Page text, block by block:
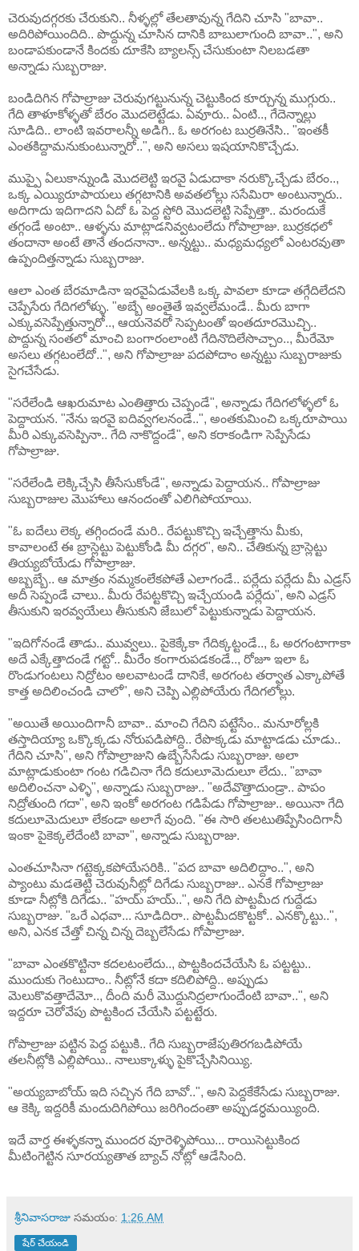
చెరువుదగ్గరకు చేరుకుని.. నీళ్ళల్లో తేలతావున్న గేదిని చూసి "బావా..
అదిరిపోయిందిది.. పొద్దున్న చూసిన దానికి బాబులాగుంది బావా..", అని
బండాపకుండానే కిందకు దూకేసి బ్యాలన్స్ చేసుకుంటా నిలబడతా
అన్నాడు సుబ్బరాజు.
బండిదిగిన గోపాల్రాజు చెరువుగట్టునున్న చెట్టుకింద కూర్చున్న ముగ్గురు..
గేది తాళూకోళ్ళతో బేరం మొదలెట్టేడు. ఏవూరు.. ఏంటి.., గేదెన్నాల్లు
సూడిది.. లాంటి ఇవరాలన్నీ అడిగి.. ఓ అరగంట బుర్రతినేసి.. "ఇంతకీ
ఎంతకిద్దామనుకుంటున్నారో..", అని అసలు ఇషయానికొచ్చేడు.
ముప్పై ఏలుకాన్నుండి మొదలెట్టి ఇరవై ఏడుదాకా నరుక్కొచ్చేడు బేరం..,
ఒక్క ఎయ్యిరూపాయలు తగ్గటానికి అవతలోల్లు ససేమిరా అంటున్నారు..
అదిగాదు ఇదిగాదని ఏదో ఓ పెద్ద స్టోరి మొదలెట్టి సెప్పేత్తా.. మరందుకే
తగ్గండే అంటా.. ఆళ్ళను మాట్లాడనివ్వటంలేదు గోపాల్రాజు. బుర్రకధలో
తందానా అంటే తానే తందనానా.. అన్నట్టు.. మధ్యమధ్యలో ఎంటరవుతా
ఉప్పందిత్తన్నాడు సుబ్బరాజు.
ఆలా ఎంత బేరమాడినా ఇరవైఏడువేలకి ఒక్క పావలా కూడా తగ్గేదిలేదని
చెప్పేసేరు గేదిగలోళ్ళు. "అబ్బే అంతైతే ఇవ్వలేమండే.. మీరు బాగా
ఎక్కువసెప్పేత్తున్నారో.., ఆయనెవరో సెప్పటంతో ఇంతదూరమొచ్చి..
పొద్దున్న సంతలో మాంచి బంగారంలాంటి గేదినొదిలేసొచ్చాం.., మీరేమో
అసలు తగ్గటంలేదో..", అని గోపాల్రాజు పదపోదాం అన్నట్టు సుబ్బరాజుకు
సైగచేసేడు.
"సరేలేండి ఆఖరుమాట ఎంతిత్తారు చెప్పండే", అన్నాడు గేదిగలోళ్ళలో ఓ
పెద్దాయన. "నేను ఇరవై ఐదివ్వగలనండే..", అంతకుమించి ఒక్కరూపాయి
మీరి ఎక్కువసెప్పినా.. గేది నాకొద్దండే", అని కరాకండిగా సెప్పేసేడు
గోపాల్రాజు.
"సరేలేండి లెక్కిచ్చేసి తీసేసుకోండే", అన్నాడు పెద్దాయన.. గోపాల్రాజు
సుబ్బరాజుల మొహాలు ఆనందంతో ఎలిగిపోయాయి.
"ఓ ఐదేలు లెక్క తగ్గిందండే మరి.. రేపట్టుకొచ్చి ఇచ్చేత్తాను మీకు,
కావాలంటే ఈ బ్రాస్లెట్టు పెట్టుకోండి మీ దగ్గర", అని.. చేతికున్న బ్రాస్లెట్టు
తియ్యబోయేడు గోపాల్రాజు.
అబ్బబ్బే.. ఆ మాత్రం నమ్మకంలేకపోతే ఎలాగండే.. పర్లేదు పర్లేదు మీ ఎడ్రస్
అదీ సెప్పండే చాలు.. మీరు రేపట్టకొచ్చి ఇచ్చేయండి పర్లేదు", అని ఎడ్రస్
తీసుకుని ఇరవ్వయేలు తీసుకుని జేబులో పెట్టుకున్నాడు పెద్దాయన.
"ఇదిగోనండే తాడు.. మువ్వలు.. పైకెక్కేకా గేదిక్కట్టండే.., ఓ అరగంటాగాకా
అదే ఎక్కేత్తాదండే గట్టో.. మీరేం కంగారుపడకండే.., రోజూ ఇలా ఓ
రొండుగంటలు నిద్రోటం అలవాటండే దానికే, అరగంట తర్వాత ఎక్కాపోతే
కాత్త అదిలించండి చాలో", అని చెప్పి ఎల్లిపోయేరు గేదిగలోల్లు.
"అయితే అయిందిగానీ బావా.. మాంచి గేదిని పట్టేసేం.. మనూరోల్లకి
తస్తాదియ్యా ఒక్కొక్కడు నోరుపడిపోద్ది.. రేపొక్కడు మాట్టాడడు చూడు..
గేదిని చూసి", అని గోపాల్రాజుని ఉబ్బేసేసేడు సుబ్బరాజు. అలా
మాట్లాడుకుంటా గంట గడిచినా గేది కదులూమెదులూ లేదు.. "బావా
అదిలించనా ఎళ్ళి", అన్నాడు సుబ్బరాజు.. "అదేవొత్తాదుండ్రా.. పాపం
నిద్రోతుంది గదా", అని ఇంకో అరగంట గడిపేడు గోపాల్రాజు.. అయినా గేది
కదులూమెదులూ లేకండా అలాగే వుంది. "ఈ సారి తలటుతిప్పేసిందిగానీ
ఇంకా పైకెక్కలేదేంటి బావా", అన్నాడు సుబ్బరాజు.
ఎంతచూసినా గట్టెక్కకపోయేసరికి.. "పద బావా అదిలిద్దాం..", అని
ప్యాంటు మడతెట్టి చెరువునీట్లో దిగేడు సుబ్బరాజు.. ఎనకే గోపాల్రాజు
కూడా నీట్లోకి దిగేడు.. "హయ్ హయ్..", అని గేది పొట్టమీద గుద్దేడు
సుబ్బరాజు. "ఒరే ఎధవా... సూడిదిరా.. పొట్టమీదకొట్టకో.. ఎనక్కొట్టు..",
అని, ఎనక చేత్తో చిన్న చిన్న దెబ్బలేసేడు గోపాల్రాజు.
"బావా ఎంతకొట్టినా కదలటంలేదు.., పొట్టకిందచేయేసి ఓ పట్టట్టు..
ముందుకు గెంటుదాం.. నీట్లోనే కదా కదిలిపోద్ది.. అప్పుడు
మెలుకొవత్తాదేమో.., దీంది మరీ మొద్దునిద్రలాగుందేంటి బావా..", అని
ఇద్దరూ చెరోవేపు పొట్టకింద చేయేసి పట్టట్టేరు.
గోపాల్రాజు పట్టిన పెద్ద పట్టుకి.. గేది సుబ్బరాజేపుతిరగబడిపోయే
తలనీట్లోకి ఎల్లిపోయి.. నాలుక్కాళ్ళు పైకొచ్చేసినియ్యి.
"అయ్యబాబోయ్ ఇది సచ్చిన గేది బావో..", అని పెద్దకేకేసేడు సుబ్బరాజు.
ఆ కెక్కి ఇద్దరికీ మందుదిగిపోయి జరిగిందంతా అప్పుడర్ధమయ్యింది.
ఇదే వార్త ఈళ్ళకన్నా ముందర వూరెళ్ళిపోయి... రాయిసెట్టుకింద
మీటింగెట్టిన సూరయ్యతాత బ్యాచ్ నోట్లో ఆడేసింది.
శ్రీనివాసరాజు సమయం: 1:26 AM
షేర్ చేయండి